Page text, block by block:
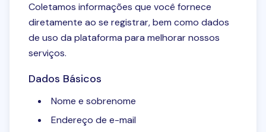
Coletamos informações que você fornece
diretamente ao se registrar, bem como dados
de uso da plataforma para melhorar nossos
serviços.
Dados Básicos
Nome e sobrenome
Endereço de e-mail